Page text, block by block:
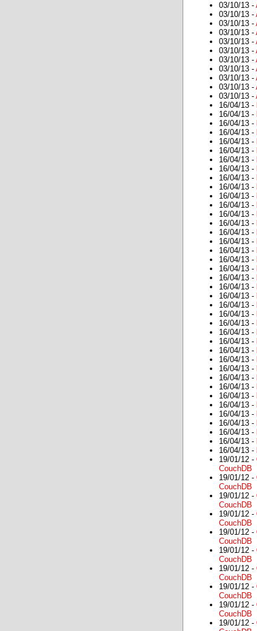
03/10/13 -
03/10/13 -
03/10/13 -
03/10/13 -
03/10/13 -
03/10/13 -
03/10/13 -
03/10/13 -
03/10/13 -
03/10/13 -
03/10/13 -
16/04/13 -
16/04/13 -
16/04/13 -
16/04/13 -
16/04/13 -
16/04/13 -
16/04/13 -
16/04/13 -
16/04/13 -
16/04/13 -
16/04/13 -
16/04/13 -
16/04/13 -
16/04/13 -
16/04/13 -
16/04/13 -
16/04/13 -
16/04/13 -
16/04/13 -
16/04/13 -
16/04/13 -
16/04/13 -
16/04/13 -
16/04/13 -
16/04/13 -
16/04/13 -
16/04/13 -
16/04/13 -
16/04/13 -
16/04/13 -
16/04/13 -
16/04/13 -
16/04/13 -
16/04/13 -
16/04/13 -
16/04/13 -
16/04/13 -
16/04/13 -
16/04/13 -
19/01/12 -
CouchDB
19/01/12 -
CouchDB
19/01/12 -
CouchDB
19/01/12 -
CouchDB
19/01/12 -
CouchDB
19/01/12 -
CouchDB
19/01/12 -
CouchDB
19/01/12 -
CouchDB
19/01/12 -
CouchDB
19/01/12 -